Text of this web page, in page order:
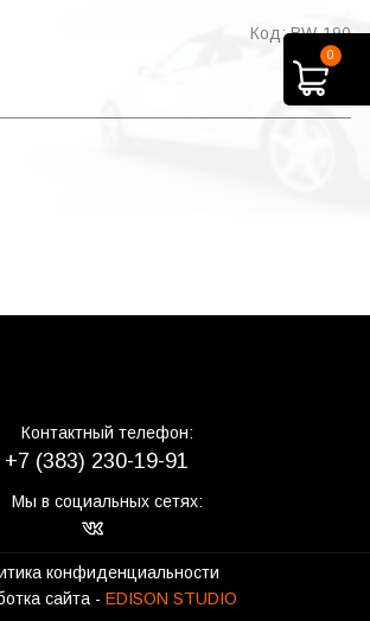
Код: BW-190
Мы в социальных сетях:
Контактный телефон:
+7 (383) 230-19-91
конфиденциальности
сайта - EDISON STUDIO
0